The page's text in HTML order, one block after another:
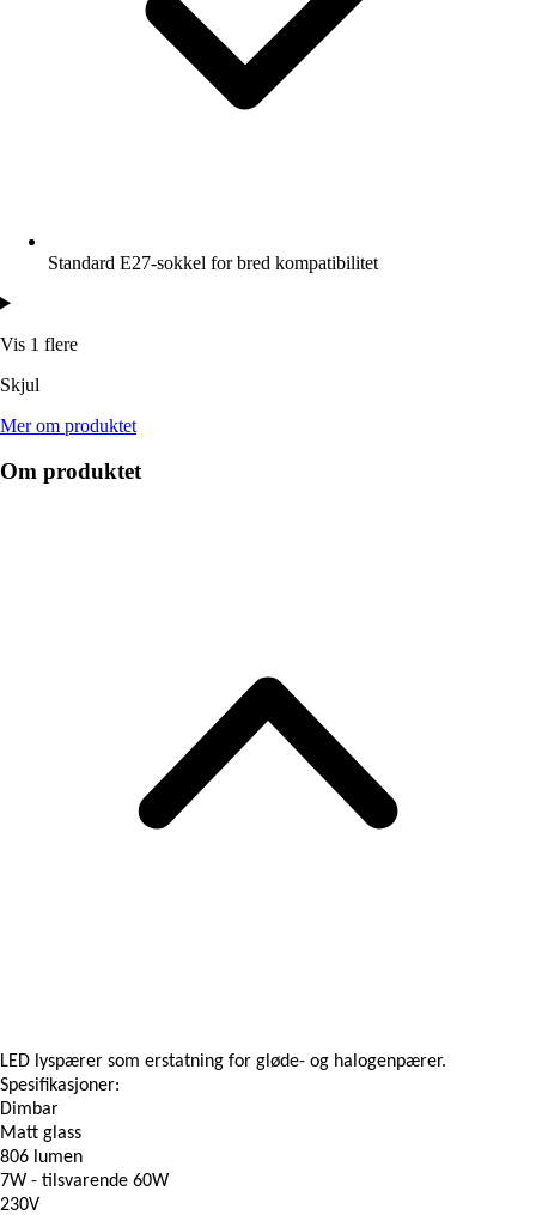
Standard E27-sokkel for bred kompatibilitet
Vis 1 flere
Skjul
Mer om produktet
Om produktet
LED lyspærer som erstatning for gløde- og halogenpærer.
Spesifikasjoner:
Dimbar
Matt glass
806 lumen
7W - tilsvarende 60W
230V